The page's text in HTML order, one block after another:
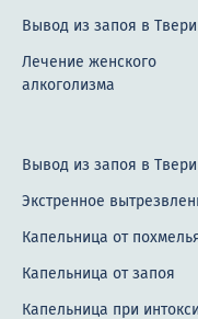
Вывод из запоя в Твери
Лечение женского
алкоголизма
Вывод из запоя в Твери
Экстренное
Капельница от
Капельница от запоя
Капельница при